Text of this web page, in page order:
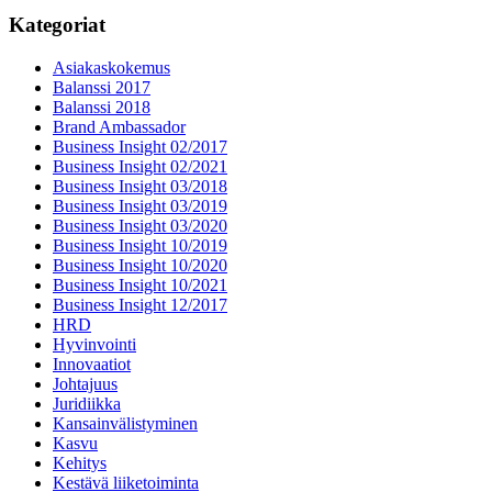
Kategoriat
Asiakaskokemus
Balanssi 2017
Balanssi 2018
Brand Ambassador
Business Insight 02/2017
Business Insight 02/2021
Business Insight 03/2018
Business Insight 03/2019
Business Insight 03/2020
Business Insight 10/2019
Business Insight 10/2020
Business Insight 10/2021
Business Insight 12/2017
HRD
Hyvinvointi
Innovaatiot
Johtajuus
Juridiikka
Kansainvälistyminen
Kasvu
Kehitys
Kestävä liiketoiminta